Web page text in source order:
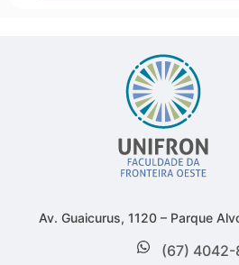
Av. Guaicurus, 1120 – Parque
(67) 4042-